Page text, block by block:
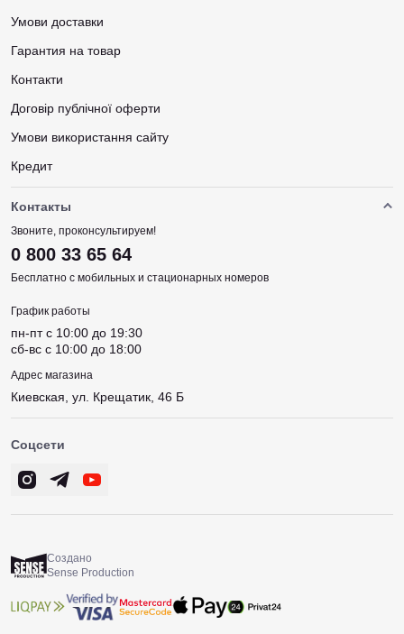
Умови доставки
Гарантия на товар
Контакти
Договір публічної оферти
Умови використання сайту
Кредит
Контакты
Звоните, проконсультируем!
0 800 33 65 64
Бесплатно с мобильных и стационарных номеров
График работы
пн-пт c 10:00 до 19:30
сб-вс c 10:00 до 18:00
Адрес магазина
Киевская, ул. Крещатик, 46 Б
Соцсети
Создано
Sense Production